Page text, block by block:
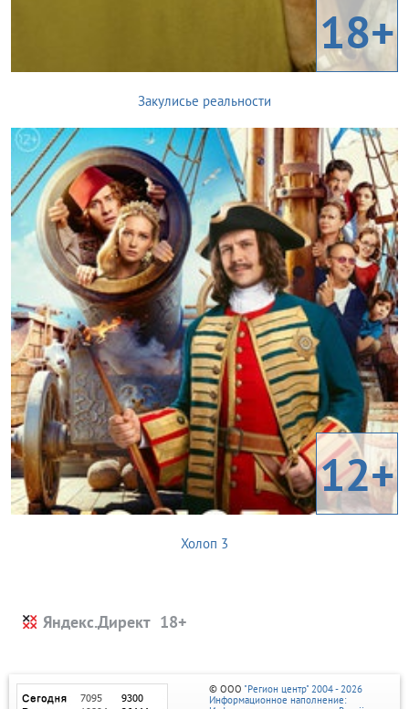
18+
Закулисье реальности
12+
Холоп 3
Яндекс.Директ
© ООО "Регион центр" 2004 - 2026
Информационное наполнение: